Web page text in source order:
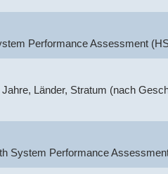
Performance Assessment
Länder, Stratum (nach
System Performance